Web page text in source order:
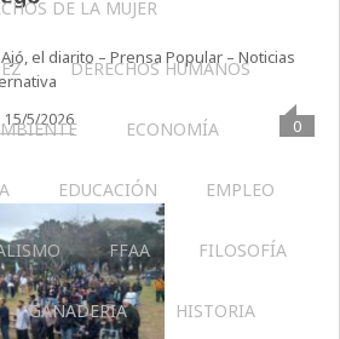
DE LA MUJER
DERECHOS HUMANOS
ECONOMÍA
EDUCACIÓN EMPLEO
FFAA FILOSOFÍA
GANADERIA HISTORIA
el diarito – Prensa Popular – Noticias
15/5/2026 0